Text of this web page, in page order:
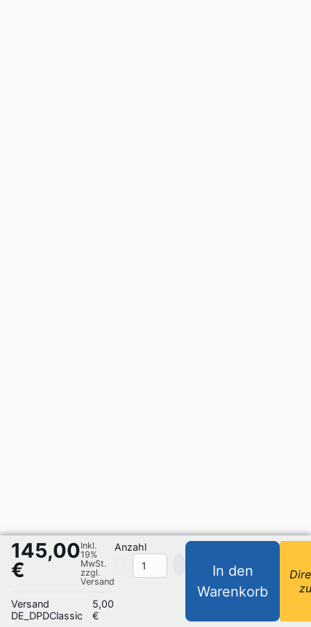
145,00
€
Inkl.
19%
MwSt.
zzgl.
Versand
Versand
DE_DPDClassic
5,00
€
Anzahl
In den
Warenkorb